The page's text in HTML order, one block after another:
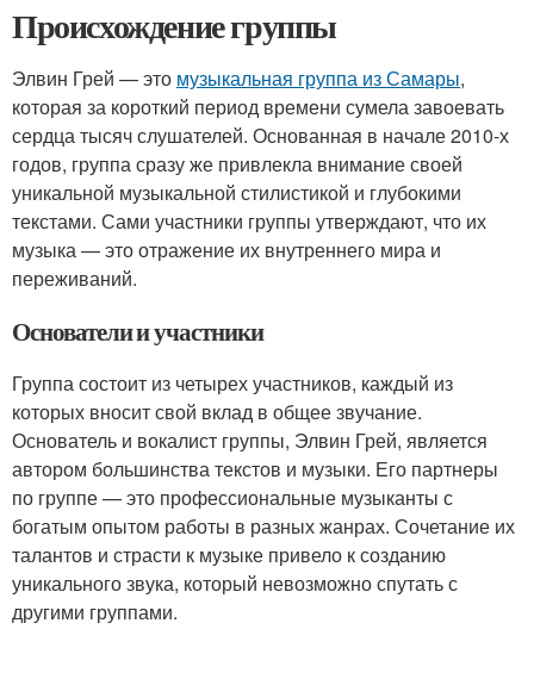
Происхождение группы
Элвин Грей — это музыкальная группа из Самары,
которая за короткий период времени сумела завоевать
сердца тысяч слушателей. Основанная в начале 2010-х
годов, группа сразу же привлекла внимание своей
уникальной музыкальной стилистикой и глубокими
текстами. Сами участники группы утверждают, что их
музыка — это отражение их внутреннего мира и
переживаний.
Основатели и участники
Группа состоит из четырех участников, каждый из
которых вносит свой вклад в общее звучание.
Основатель и вокалист группы, Элвин Грей, является
автором большинства текстов и музыки. Его партнеры
по группе — это профессиональные музыканты с
богатым опытом работы в разных жанрах. Сочетание их
талантов и страсти к музыке привело к созданию
уникального звука, который невозможно спутать с
другими группами.